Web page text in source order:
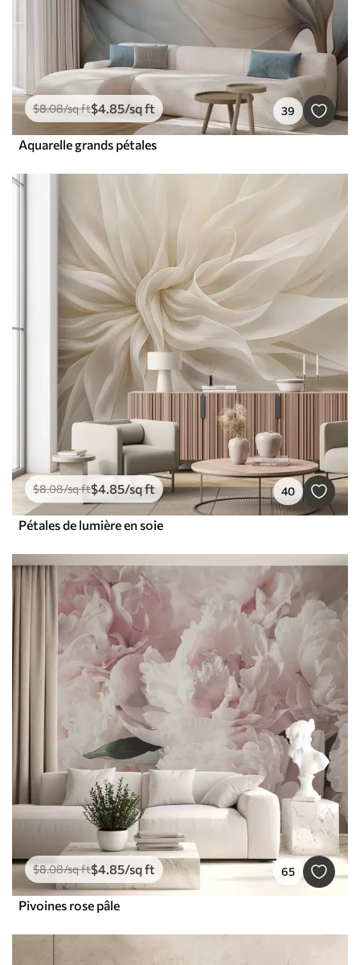
$8.08/sq ft$4.85/sq ft 39
Aquarelle grands pétales
$8.08/sq ft$4.85/sq ft 40
Pétales de lumière en soie
$8.08/sq ft$4.85/sq ft 65
Pivoines rose pâle